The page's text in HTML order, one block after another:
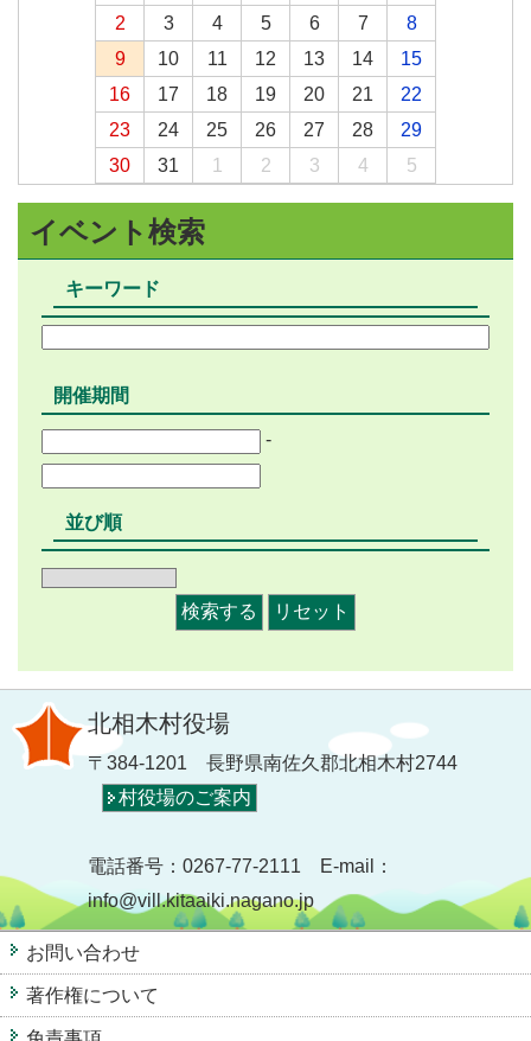
2
3 4 5 6 7
8
9
10 11 12 13 14
15
16
17 18 19 20 21
22
23
24 25 26 27 28
29
30
31 1 2 3 4 5
イベント検索
キーワード
開催期間
-
並び順
北相木村役場
〒384-1201 長野県南佐久郡北相木村2744
村役場のご案内
電話番号：0267-77-2111 E-mail：
info@vill.kitaaiki.nagano.jp
お問い合わせ
著作権について